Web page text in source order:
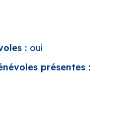
: oui
présentes :